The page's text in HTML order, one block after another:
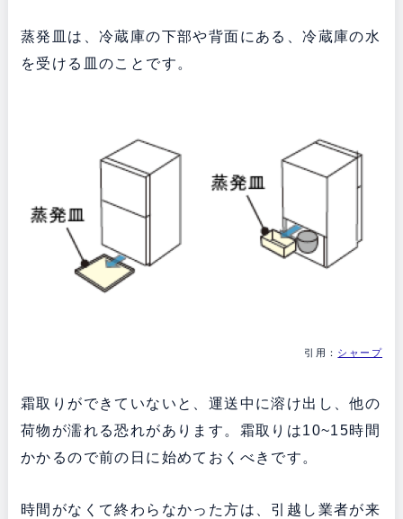
蒸発皿は、冷蔵庫の下部や背面にある、冷蔵庫の水
を受ける皿のことです。
引用： シャープ
霜取りができていないと、運送中に溶け出し、他の
荷物が濡れる恐れがあります。霜取りは10~15時間
かかるので前の日に始めておくべきです。
時間がなくて終わらなかった方は、引越し業者が来